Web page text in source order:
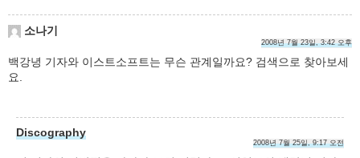
소나기
2008년 7월 23일, 3:42 오후
백강녕 기자와 이스트소프트는 무슨 관계일까요? 검색으로 찾아보세
요.
Discography
2008년 7월 25일, 9:17 오전